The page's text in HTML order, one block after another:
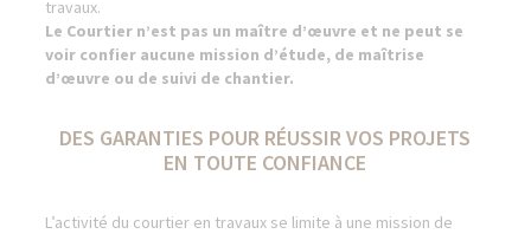
travaux.
Le Courtier n’est pas un maître d’œuvre et ne peut se
voir confier aucune mission d’étude, de maîtrise
d’œuvre ou de suivi de chantier.
DES GARANTIES POUR RÉUSSIR VOS PROJETS
EN TOUTE CONFIANCE
L’activité du courtier en travaux se limite à une mission de